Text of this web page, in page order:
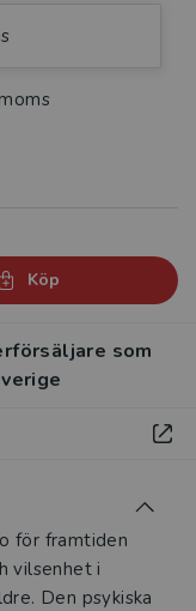
Köp
som
för framtiden
vilsenhet i
Den psykiska